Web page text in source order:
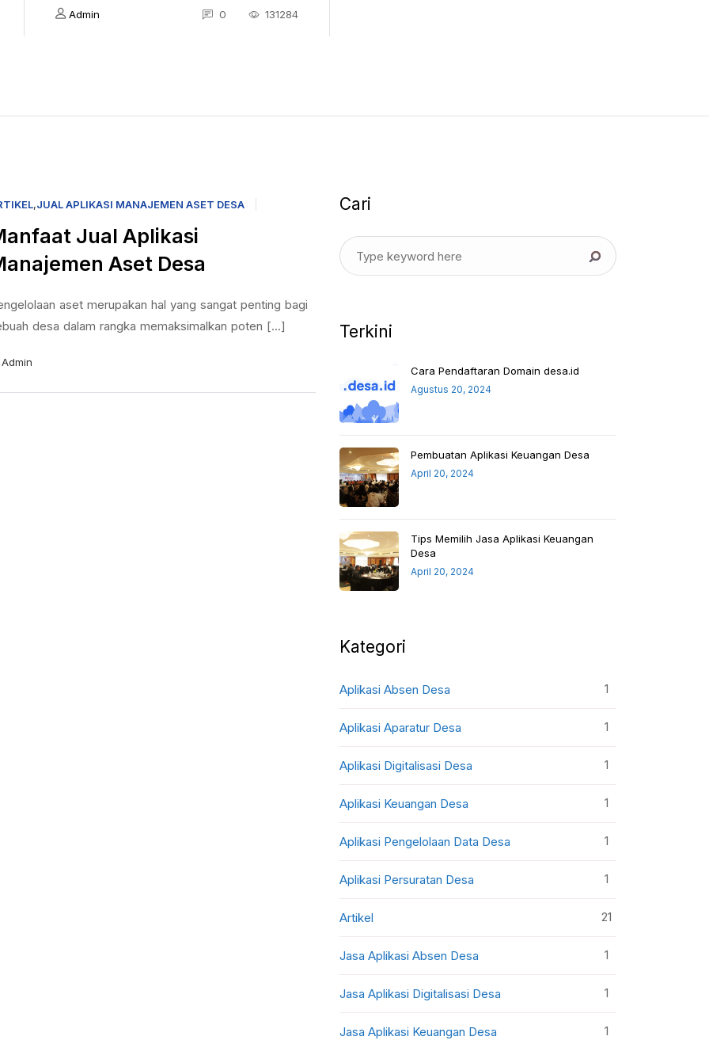
Admin 0 131284
,JUAL APLIKASI MANAJEMEN ASET DESA
Jual Aplikasi
Aset Desa
aset merupakan hal yang sangat penting bagi
desa dalam rangka memaksimalkan poten [...]
Admin
Cari
Terkini
Cara Pendaftaran Domain desa.id
Agustus 20, 2024
Pembuatan Aplikasi Keuangan Desa
April 20, 2024
Tips Memilih Jasa Aplikasi Keuangan
Desa
April 20, 2024
Kategori
Aplikasi Absen Desa 1
Aplikasi Aparatur Desa 1
Aplikasi Digitalisasi Desa 1
Aplikasi Keuangan Desa 1
Aplikasi Pengelolaan Data Desa 1
Aplikasi Persuratan Desa 1
Artikel 21
Jasa Aplikasi Absen Desa 1
Jasa Aplikasi Digitalisasi Desa 1
Jasa Aplikasi Keuangan Desa 1